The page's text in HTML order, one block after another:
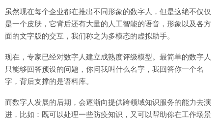
虽然现在每个企业都在推出不同形象的数字人，但是这绝不仅仅
是一个皮肤，它背后还有大量的人工智能的语音，形象以及各方
面的文字版的交互，我们称之为多模态的虚拟助手。
现在，专家已经对数字人建立成熟度评级模型。最简单的数字人
只能够回答预设的问题，你问我叫什么名字，我回答你一个名
字，背后支撑的是语料库。
而数字人发展的后期，会逐渐向提供跨领域知识服务的能力去演
进，比如：既可以处理一些防疫知识，又可以帮助你在工作场景